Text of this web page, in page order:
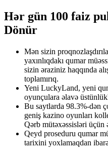
Hər gün 100 faiz
Dönür
Mən sizin
yaxınlıqdakı qumar
sizin əraziniz haqqında
toplamırıq.
Yeni LuckyLand, yeni
oyunçulara əlavə
Bu saytlarda 98.3%-dən
geniş kazino oyunları
Qərb mütəxəssisləri üçün
Qeyd proseduru qumar
tarixini yoxlamaqdan